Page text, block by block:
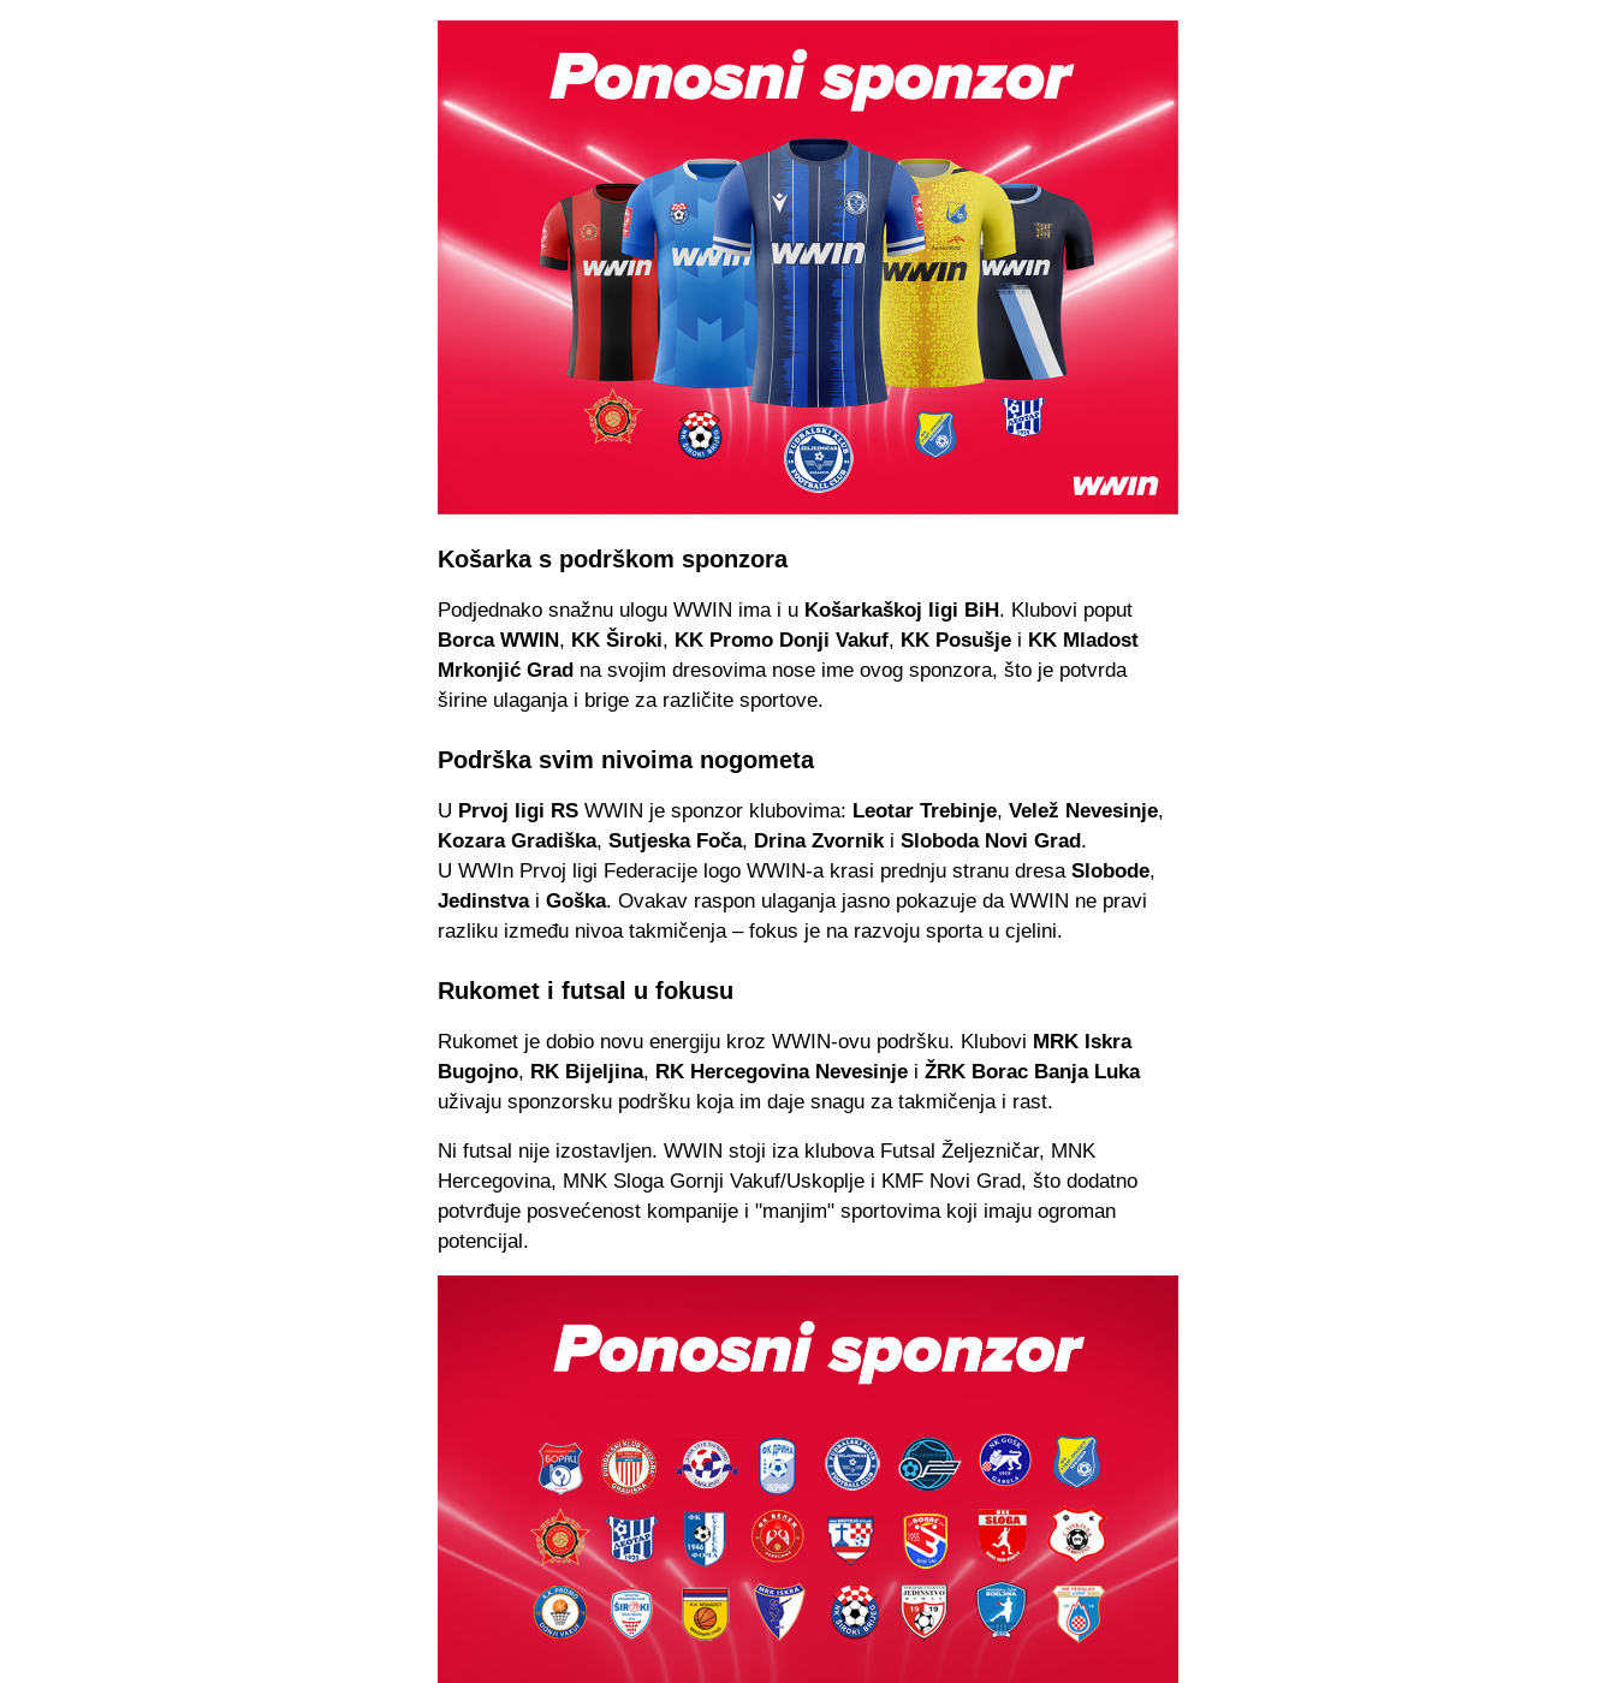
Košarka s podrškom sponzora
Podjednako snažnu ulogu WWIN ima i u Košarkaškoj ligi BiH. Klubovi poput
Borca WWIN, KK Široki, KK Promo Donji Vakuf, KK Posušje i KK Mladost
Mrkonjić Grad na svojim dresovima nose ime ovog sponzora, što je potvrda
širine ulaganja i brige za različite sportove.
Podrška svim nivoima nogometa
U Prvoj ligi RS WWIN je sponzor klubovima: Leotar Trebinje, Velež Nevesinje,
Kozara Gradiška, Sutjeska Foča, Drina Zvorniki Sloboda Novi Grad.
U WWIn Prvoj ligi Federacije logo WWIN-a krasi prednju stranu dresa Slobode,
Jedinstvai Goška. Ovakav raspon ulaganja jasno pokazuje da WWIN ne pravi
razliku između nivoa takmičenja – fokus je na razvoju sporta u cjelini.
Rukomet i futsal u fokusu
Rukomet je dobio novu energiju kroz WWIN-ovu podršku. Klubovi MRK Iskra
Bugojno, RK Bijeljina, RK Hercegovina Nevesinje i ŽRK Borac Banja Luka
uživaju sponzorsku podršku koja im daje snagu za takmičenja i rast.
Ni futsal nije izostavljen. WWIN stoji iza klubova Futsal Željezničar, MNK
Hercegovina, MNK Sloga Gornji Vakuf/Uskoplje i KMF Novi Grad, što dodatno
potvrđuje posvećenost kompanije i "manjim" sportovima koji imaju ogroman
potencijal.